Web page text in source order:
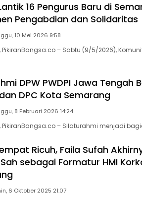
16 Pengurus Baru di
Pengabdian dan Solidaritas
10 Mei 2026 9:58
PikiranBangsa.co – Sabtu (9/5/2026),
DPW PWDPI Jawa Tengah
DPC Kota Semarang
8 Februari 2026 14:24
PikiranBangsa.co – Silaturahmi menjadi
Ricuh, Faila Sufah
sebagai Formatur HMI
6 Oktober 2025 21:07